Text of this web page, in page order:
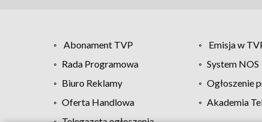
Abonament TVP Emisja w
Rada Programowa
System NOS
Biuro Reklamy
Ogłoszenie
Oferta Handlowa
Akademia